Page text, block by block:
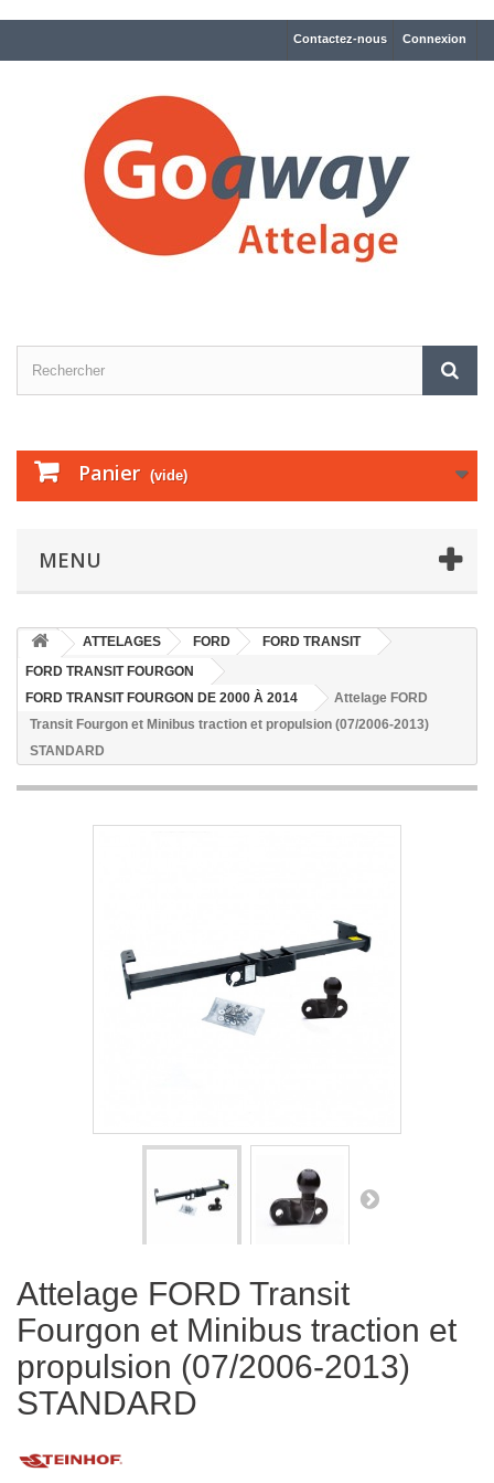
Connexion
Contactez-nous
Panier (vide)
MENU
ATTELAGES FORD
FORD TRANSIT
FORD TRANSIT FOURGON
FORD TRANSIT FOURGON DE 2000 À 2014
Attelage FORD
Transit Fourgon et Minibus traction et propulsion (07/2006-2013)
STANDARD
Attelage FORD Transit
Fourgon et Minibus traction et
propulsion (07/2006-2013)
STANDARD